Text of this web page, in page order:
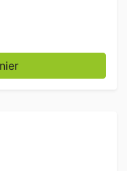
à porte vitrée